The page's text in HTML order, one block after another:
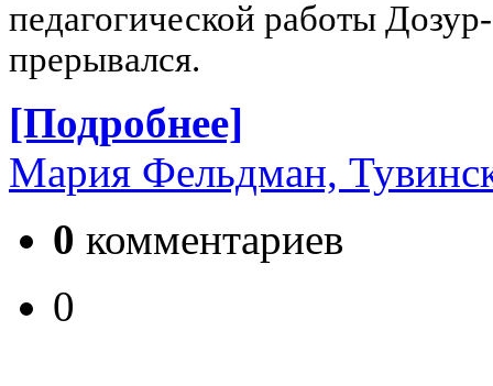
педагогической работы
прерывался.
[Подробнее]
Мария Фельдман,
0 комментариев
0